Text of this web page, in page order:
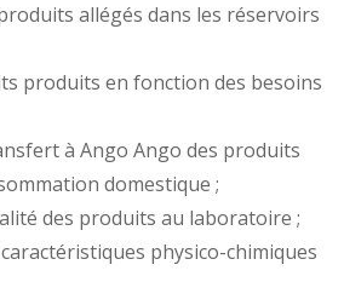
allégés dans les réservoirs
produits en fonction des besoins
à Ango Ango des produits
domestique ;
des produits au laboratoire ;
physico-chimiques